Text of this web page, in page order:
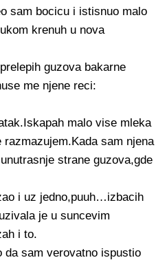
sam bocicu i istisnuo malo
krenuh u nova
guzova bakarne
me njene reci:
malo vise mleka
sam njena
strane guzova,gde
i uz jedno,puuh…izbacih
je u suncevim
i to.
sam verovatno ispustio